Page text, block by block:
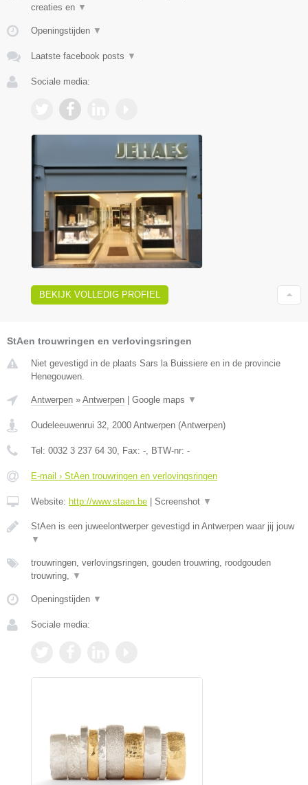
creaties en ▼
Openingstijden ▼
Laatste facebook posts ▼
Sociale media:
BEKIJK VOLLEDIG PROFIEL
StAen trouwringen en verlovingsringen
Niet gevestigd in de plaats Sars la Buissiere en in de provincie
Henegouwen.
Antwerpen » Antwerpen Google maps ▼
Oudeleeuwenrui 32 2000 Antwerpen (Antwerpen)
Tel: 0032 3 237 64 30 , Fax: - , BTW-nr: -
E-mail › StAen trouwringen en verlovingsringen
Website: http://www.staen.be Screenshot ▼
StAen is een juweelontwerper gevestigd in Antwerpen waar jij jouw
▼
trouwringen, verlovingsringen, gouden trouwring, roodgouden
trouwring,
▼
Openingstijden ▼
Sociale media: